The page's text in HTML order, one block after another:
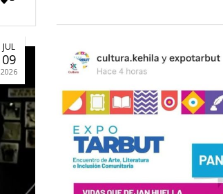
JUL
09
2026